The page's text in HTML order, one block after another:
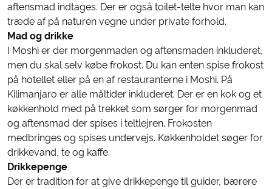
aftensmad indtages. Der er også toilet-telte hvor man kan
træde af på naturen vegne under private forhold.
Mad og drikke
I Moshi er der morgenmaden og aftensmaden inkluderet,
men du skal selv købe frokost. Du kan enten spise frokost
på hotellet eller på en af restauranterne i Moshi. På
Kilimanjaro er alle måltider inkluderet. Der er en kok og et
køkkenhold med på trekket som sørger for morgenmad
og aftensmad der spises i teltlejren. Frokosten
medbringes og spises undervejs. Køkkenholdet søger for
drikkevand, te og kaffe.
Drikkepenge
Der er tradition for at give drikkepenge til guider, bærere